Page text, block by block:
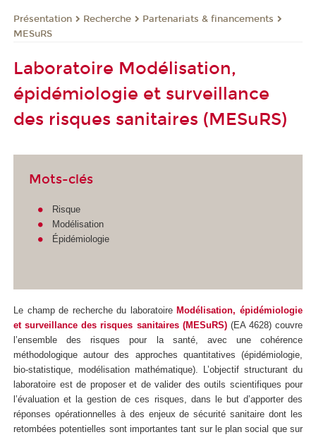
Présentation Recherche
Partenariats & financements
MESuRS
Laboratoire Modélisation,
épidémiologie et surveillance
des risques sanitaires (MESuRS)
Mots-clés
Risque
Modélisation
Épidémiologie
Le champ de recherche du laboratoire Modélisation, épidémiologie
et surveillance des risques sanitaires (MESuRS) (EA 4628) couvre
l’ensemble des risques pour la santé, avec une cohérence
méthodologique autour des approches quantitatives (épidémiologie,
bio-statistique, modélisation mathématique). L’objectif structurant du
laboratoire est de proposer et de valider des outils scientifiques pour
l’évaluation et la gestion de ces risques, dans le but d’apporter des
réponses opérationnelles à des enjeux de sécurité sanitaire dont les
retombées potentielles sont importantes tant sur le plan social que sur